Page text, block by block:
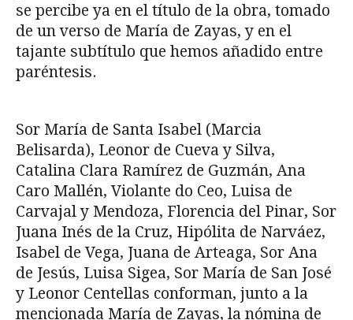
se percibe ya en el título de la obra, tomado
de un verso de María de Zayas, y en el
tajante subtítulo que hemos añadido entre
paréntesis.
Sor María de Santa Isabel (Marcia
Belisarda), Leonor de Cueva y Silva,
Catalina Clara Ramírez de Guzmán, Ana
Caro Mallén, Violante do Ceo, Luisa de
Carvajal y Mendoza, Florencia del Pinar, Sor
Juana Inés de la Cruz, Hipólita de Narváez,
Isabel de Vega, Juana de Arteaga, Sor Ana
de Jesús, Luisa Sigea, Sor María de San José
y Leonor Centellas conforman, junto a la
mencionada María de Zayas, la nómina de